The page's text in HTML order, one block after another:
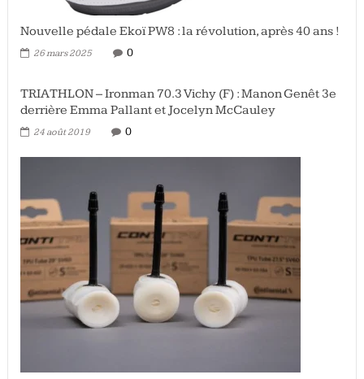
Nouvelle pédale Ekoï PW8 : la révolution, après 40 ans !
26 mars 2025 0
TRIATHLON – Ironman 70.3 Vichy (F) : Manon Genêt 3e
derrière Emma Pallant et Jocelyn McCauley
24 août 2019 0